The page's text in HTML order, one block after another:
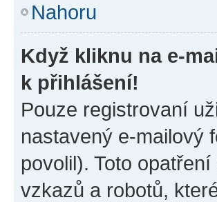
Nahoru
Když kliknu na e-
k přihlášení!
Pouze registrovaní
nastavený e-mailový
povolil). Toto
vzkazů a robotů,